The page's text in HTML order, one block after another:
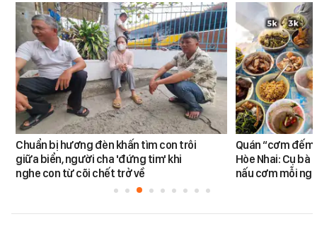
Chuẩn bị hương đèn khấn tìm con trôi
giữa biển, người cha 'đứng tim' khi
nghe con từ cõi chết trở về
Quán “cơm
Hòe Nhai: Cụ
nấu cơm mỗi